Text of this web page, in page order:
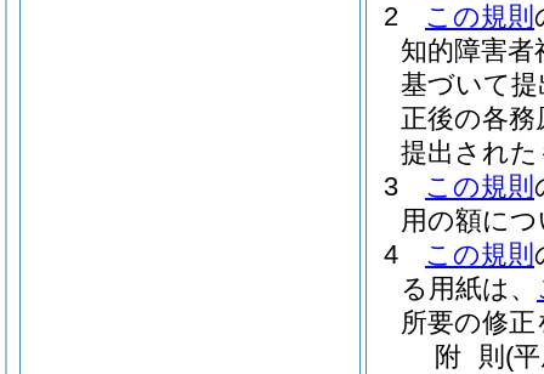
2
この規則
知的障害者
基づいて
正後の各
提出され
3
この規則
用の額に
4
この規則
る用紙は、
所要の修
附 則 (